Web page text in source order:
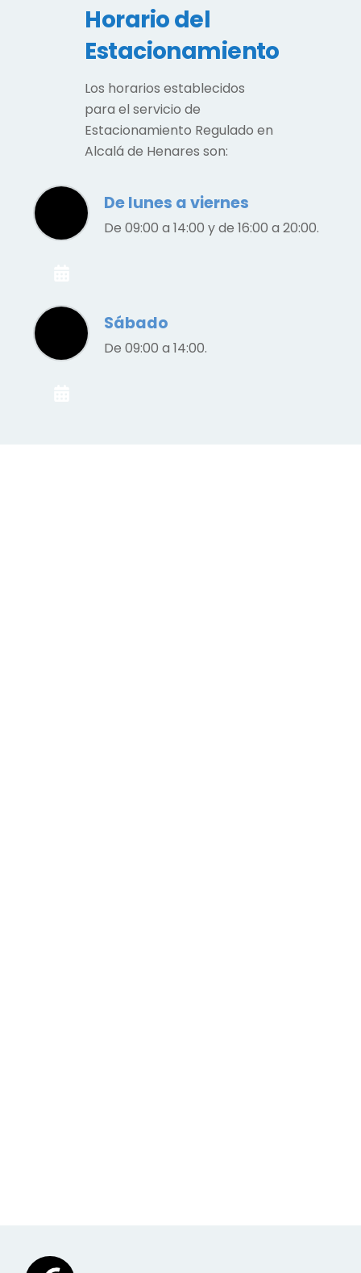
Horario del
Estacionamiento
Los horarios establecidos
para el servicio de
Estacionamiento Regulado en
Alcalá de Henares son:
De lunes a viernes
De 09:00 a 14:00 y de 16:00 a 20:00.
Sábado
De 09:00 a 14:00.